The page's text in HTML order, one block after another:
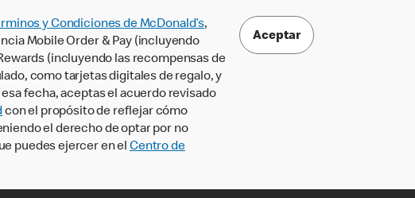
y Condiciones de McDonald’s,
Mobile Order & Pay (incluyendo
(incluyendo las recompensas de
como tarjetas digitales de regalo, y
fecha, aceptas el acuerdo revisado
con el propósito de reflejar cómo
el derecho de optar por no
puedes ejercer en el Centro de
Aceptar